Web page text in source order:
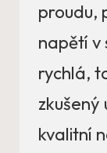
proudu,
napětí v
rychlá,
kvalitní